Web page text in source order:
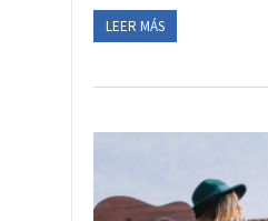
LEER MÁS